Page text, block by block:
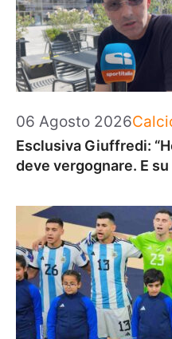
06 Agosto 2026
Esclusiva Giuffredi:
deve vergognare. E